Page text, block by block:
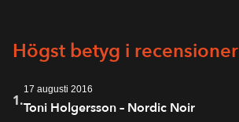
Högst betyg i recensioner
1.
17 augusti 2016
Toni Holgersson – Nordic Noir